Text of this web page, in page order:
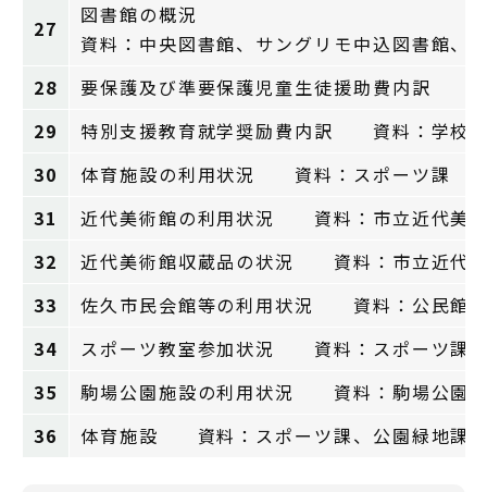
27
図書館の概況
資料：中央図書館、サングリモ中込図書館、
28
要保護及び準要保護児童生徒援助費内訳
29
特別支援教育就学奨励費内訳 資料：学校
30
体育施設の利用状況 資料：スポーツ課
31
近代美術館の利用状況 資料：市立近代美
32
近代美術館収蔵品の状況 資料：市立近代
33
佐久市民会館等の利用状況 資料：公民館
34
スポーツ教室参加状況 資料：スポーツ課
35
駒場公園施設の利用状況 資料：駒場公園
36
体育施設 資料：スポーツ課、公園緑地課